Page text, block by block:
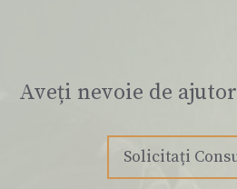
Aveți nevoie de
Solicitați